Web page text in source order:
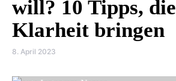
will? 10 Tipps, die
Klarheit bringen
8. April 2023